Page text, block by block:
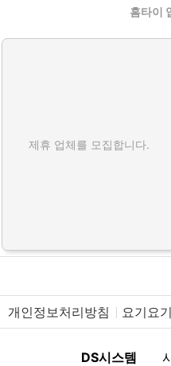
홈타이
제휴 업체를 모집합니다.
개인정보처리방침 요기요
DS시스템